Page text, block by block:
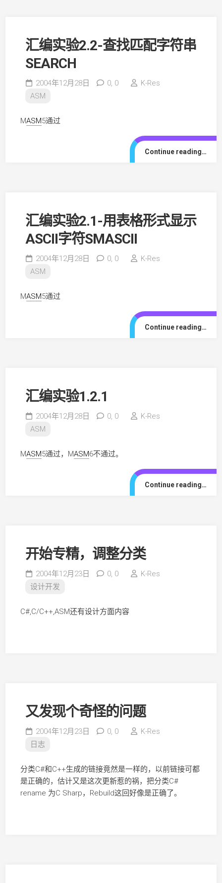
汇编实验2.2-查找匹配字符串
SEARCH
2004年12月28日 0, 0
K-Res
ASM
MASM5通过
Continue reading…
汇编实验2.1-用表格形式显示
ASCII字符SMASCII
2004年12月28日 0, 0
K-Res
ASM
MASM5通过
Continue reading…
汇编实验1.2.1
2004年12月28日 0, 0
K-Res
ASM
MASM5通过，MASM6不通过。
Continue reading…
开始专精，调整分类
2004年12月23日 0, 0
K-Res
设计开发
C#,C/C++,ASM还有设计方面内容
又发现个奇怪的问题
2004年12月23日 0, 0
K-Res
日志
分类C#和C++生成的链接竟然是一样的，以前链接可都
是正确的，估计又是这次更新惹的祸，把分类C#
rename 为C Sharp，Rebuild这回好像是正确了。